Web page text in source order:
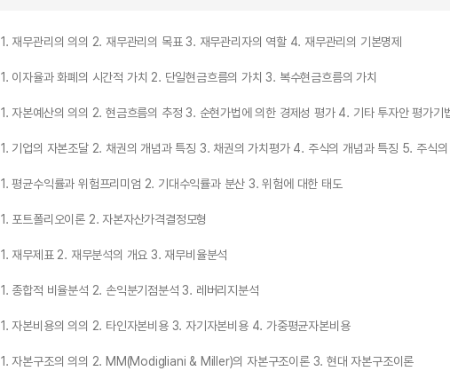
1. 재무관리의 의의 2. 재무관리의 목표 3. 재무관리자의 역할 4. 재무관리의 기본명제
1. 이자율과 화폐의 시간적 가치 2. 단일현금흐름의 가치 3. 복수현금흐름의 가치
1. 자본예산의 의의 2. 현금흐름의 추정 3. 순현가법에 의한 경제성 평가 4. 기타 투자안 평가기
1. 기업의 자본조달 2. 채권의 개념과 특징 3. 채권의 가치평가 4. 주식의 개념과 특징 5. 주식의
1. 평균수익률과 위험프리미엄 2. 기대수익률과 분산 3. 위험에 대한 태도
1. 포트폴리오이론 2. 자본자산가격결정모형
1. 재무제표 2. 재무분석의 개요 3. 재무비율분석
1. 종합적 비율분석 2. 손익분기점분석 3. 레버리지분석
1. 자본비용의 의의 2. 타인자본비용 3. 자기자본비용 4. 가중평균자본비용
1. 자본구조의 의의 2. MM(Modigliani & Miller)의 자본구조이론 3. 현대 자본구조이론